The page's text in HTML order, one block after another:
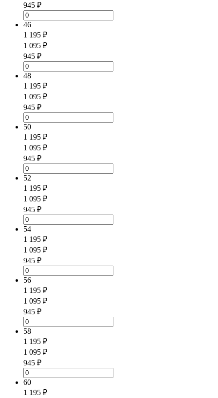
945 ₽
46
1 195 ₽
1 095 ₽
945 ₽
48
1 195 ₽
1 095 ₽
945 ₽
50
1 195 ₽
1 095 ₽
945 ₽
52
1 195 ₽
1 095 ₽
945 ₽
54
1 195 ₽
1 095 ₽
945 ₽
56
1 195 ₽
1 095 ₽
945 ₽
58
1 195 ₽
1 095 ₽
945 ₽
60
1 195 ₽